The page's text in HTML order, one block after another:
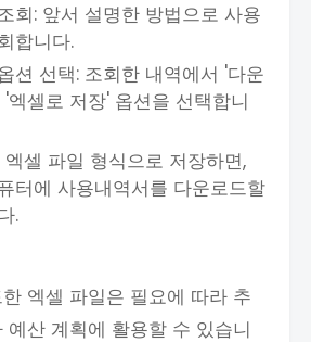
회: 앞서 설명한 방법으로 사용
합니다.
션 선택: 조회한 내역에서 '다운
엑셀로 저장' 옵션을 선택합니
엑셀 파일 형식으로 저장하면,
터에 사용내역서를 다운로드할
.
엑셀 파일은 필요에 따라 추
예산 계획에 활용할 수 있습니